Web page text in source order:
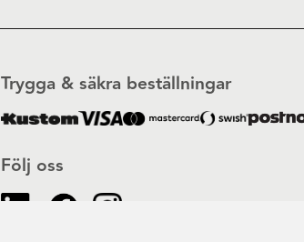
Följ oss
Trygga & säkra beställningar